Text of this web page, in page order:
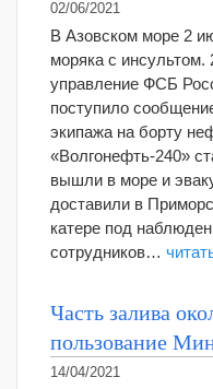
02/06/2021
В Азовском море 2
моряка с инсультом.
управление ФСБ
поступило
экипажа на борту
«Волгонефть-240»
вышли в море и
доставили в
катере под
сотрудников…
Часть залива
пользование
14/04/2021